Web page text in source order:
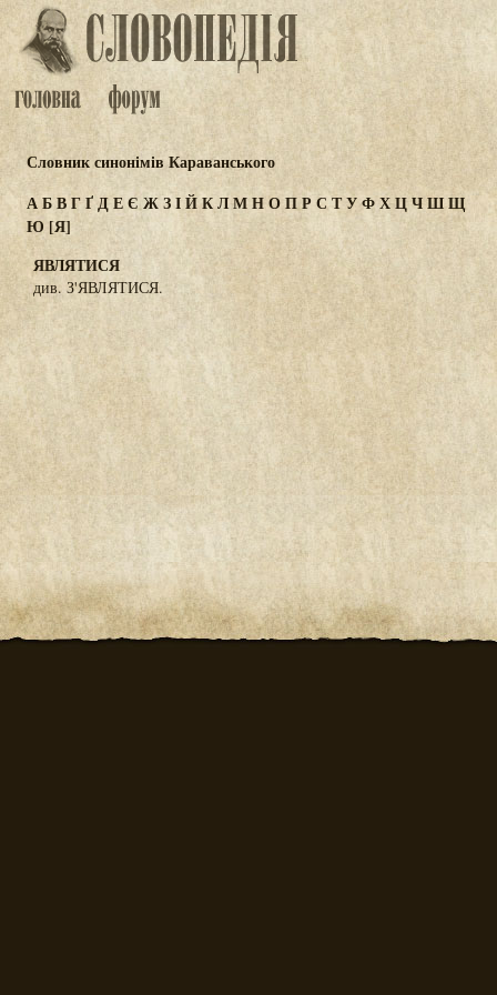
Словник синонімів Караванського
АБВГҐДЕЄ ЖЗІЙКЛМНОПР СТУФХЦЧШЩ
Ю [Я]
ЯВЛЯТИСЯ
див. З'ЯВЛЯТИСЯ.